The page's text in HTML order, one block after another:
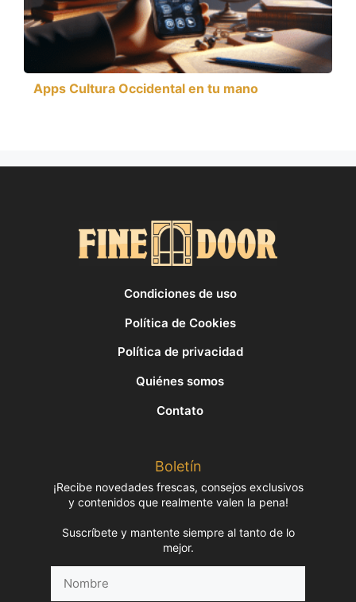
Apps Cultura Occidental en tu mano
Condiciones de uso
Política de Cookies
Política de privacidad
Quiénes somos
Contato
Boletín
¡Recibe novedades frescas, consejos exclusivos
y contenidos que realmente valen la pena!
Suscríbete y mantente siempre al tanto de lo
mejor.